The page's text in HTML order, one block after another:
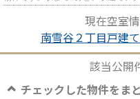
現在空室
南雪谷２丁目戸建
該当公開
チェックした物件をま